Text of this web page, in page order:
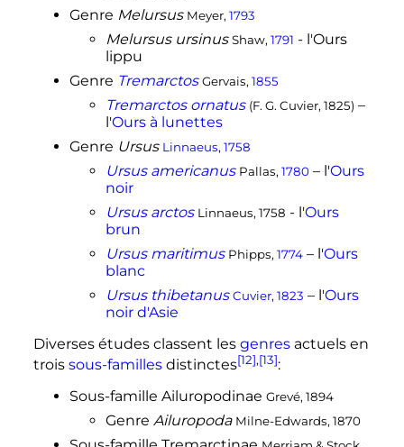
Genre Melursus Meyer, 1793
Melursus ursinus Shaw, 1791 - l'Ours
lippu
Genre Tremarctos Gervais, 1855
Tremarctos ornatus (F. G. Cuvier, 1825) –
l'Ours à lunettes
Genre Ursus Linnaeus, 1758
Ursus americanus Pallas, 1780– l'Ours
noir
Ursus arctos Linnaeus, 1758 - l'Ours
brun
Ursus maritimus Phipps, 1774– l'Ours
blanc
Ursus thibetanus Cuvier, 1823 – l'Ours
noir d'Asie
Diverses études classent les genresactuels en
trois sous-famillesdistinctes[12],[13]:
Sous-famille Ailuropodinae Grevé, 1894
Genre Ailuropoda Milne-Edwards, 1870